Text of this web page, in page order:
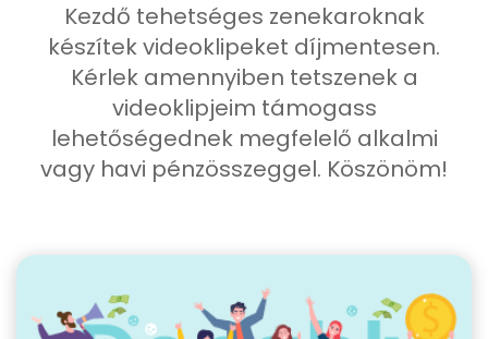
Kezdő tehetséges zenekaroknak
készítek videoklipeket díjmentesen.
Kérlek amennyiben tetszenek a
videoklipjeim támogass
lehetőségednek megfelelő alkalmi
vagy havi pénzösszeggel. Köszönöm!